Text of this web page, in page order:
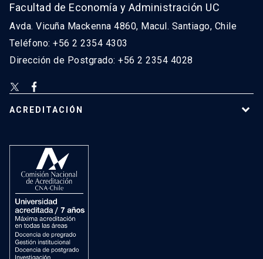
Facultad de Economía y Administración UC
Avda. Vicuña Mackenna 4860, Macul. Santiago, Chile
Teléfono: +56 2 2354 4303
Dirección de Postgrado: +56 2 2354 4028
ACREDITACIÓN